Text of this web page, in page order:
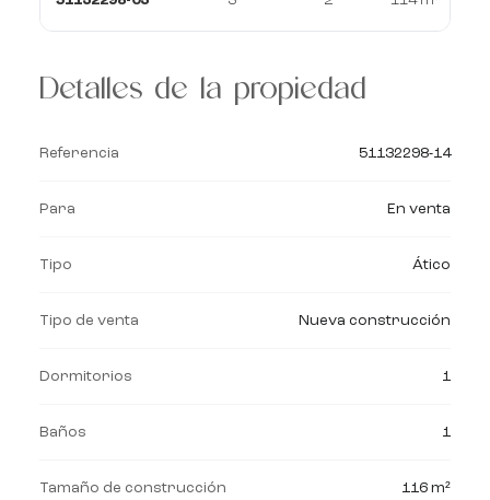
Detalles de la propiedad
Referencia 51132298-14
Para En venta
Tipo Ático
Tipo de venta Nueva construcción
Dormitorios 1
Baños 1
Tamaño de construcción 116 m²